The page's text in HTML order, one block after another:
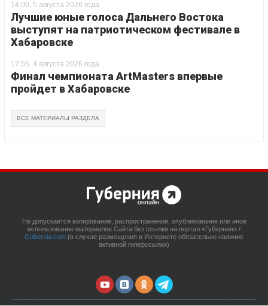
14:00, 5 августа 2026 года
Лучшие юные голоса Дальнего Востока
выступят на патриотическом фестивале в
Хабаровске
17:55, 4 августа 2026 года
Финал чемпионата ArtMasters впервые
пройдет в Хабаровске
ВСЕ МАТЕРИАЛЫ РАЗДЕЛА
Не допускается копирование, распространение, опубликование или иное
использование материалов Сайта без ссылки на портал «Губерния» /
Gubernia.com (в случае размещения в Интернете обязательно наличие
активной гиперссылки)